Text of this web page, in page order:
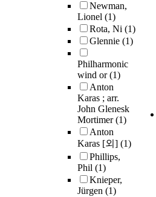
Newman,
Lionel (1)
Rota, Ni (1)
Glennie (1)
Philharmonic
wind or(1)
Anton
Karas ; arr.
John Glenesk
Mortimer(1)
Anton
Karas [외] (1)
Phillips,
Phil (1)
Knieper,
Jürgen (1)